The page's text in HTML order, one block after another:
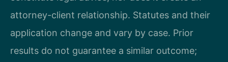
attorney-client relationship. Statutes and their
application change and vary by case. Prior
results do not guarantee a similar outcome;